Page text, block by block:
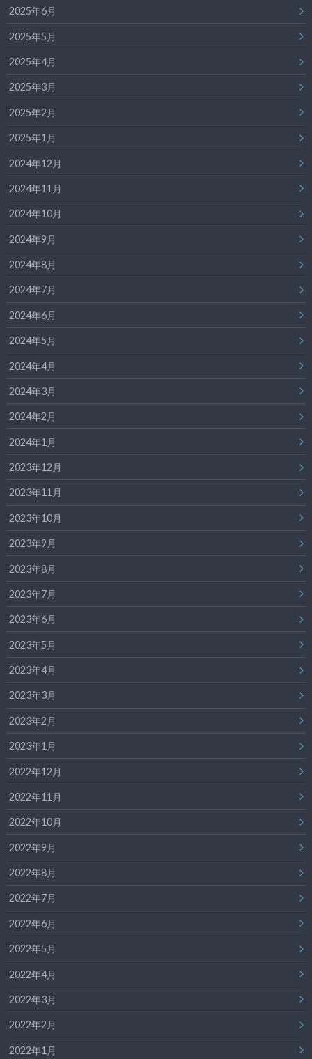
2025年6月
2025年5月
2025年4月
2025年3月
2025年2月
2025年1月
2024年12月
2024年11月
2024年10月
2024年9月
2024年8月
2024年7月
2024年6月
2024年5月
2024年4月
2024年3月
2024年2月
2024年1月
2023年12月
2023年11月
2023年10月
2023年9月
2023年8月
2023年7月
2023年6月
2023年5月
2023年4月
2023年3月
2023年2月
2023年1月
2022年12月
2022年11月
2022年10月
2022年9月
2022年8月
2022年7月
2022年6月
2022年5月
2022年4月
2022年3月
2022年2月
2022年1月